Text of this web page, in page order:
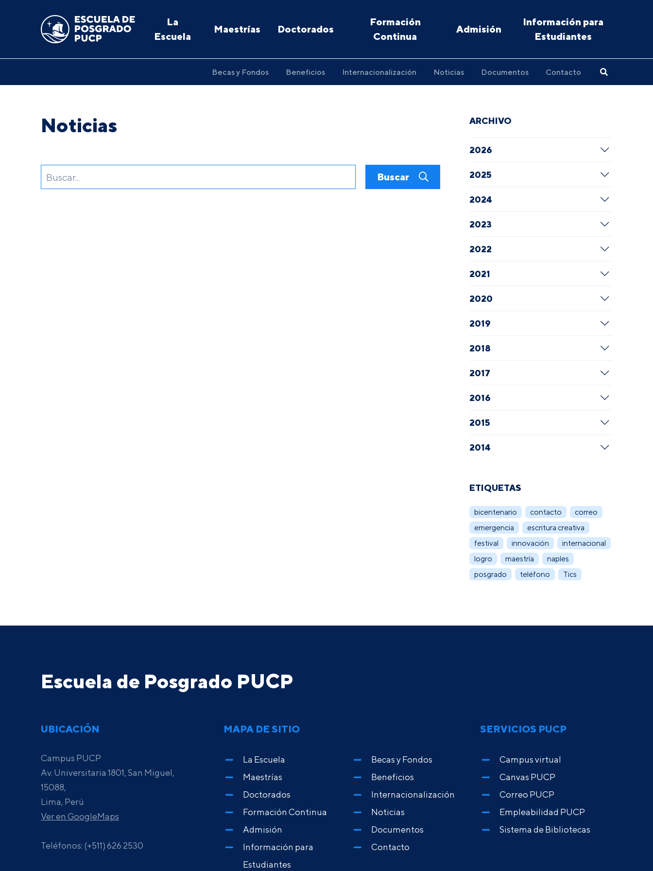
La
Escuela
Maestrías Doctorados
Formación
Continua
Admisión
Información para
Estudiantes
Becas y Fondos Beneficios Internacionalización Noticias Documentos Contacto
Noticias
Buscar
ARCHIVO
2026
2025
2024
2023
2022
2021
2020
2019
2018
2017
2016
2015
2014
ETIQUETAS
bicentenario contacto
correo
emergencia
escritura creativa
festival
innovación
internacional
logro
maestría
naples
posgrado
teléfono Tics
Escuela de Posgrado PUCP
UBICACIÓN
Campus PUCP
Av. Universitaria 1801, San Miguel,
15088,
Lima, Perú
Ver en GoogleMaps
Teléfonos: (+511) 626 2530
MAPA DE SITIO
La Escuela
Maestrías
Doctorados
Formación Continua
Admisión
Información para
Estudiantes
Becas y Fondos
Beneficios
Internacionalización
Noticias
Documentos
Contacto
SERVICIOS PUCP
Campus virtual
Canvas PUCP
Correo PUCP
Empleabilidad PUCP
Sistema de Bibliotecas